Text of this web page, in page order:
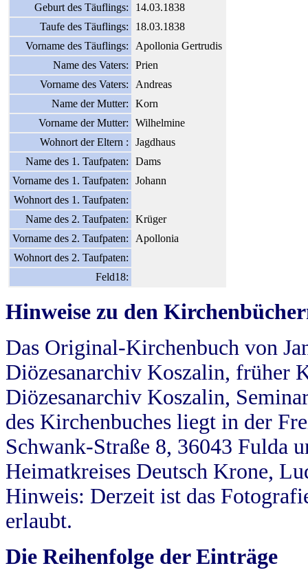
Geburt des Täuflings:
14.03.1838
Taufe des Täuflings:
18.03.1838
Vorname des Täuflings:
Apollonia Gertrudis
Name des Vaters:
Prien
Vorname des Vaters:
Andreas
Name der Mutter:
Korn
Vorname der Mutter:
Wilhelmine
Wohnort der Eltern :
Jagdhaus
Name des 1. Taufpaten:
Dams
Vorname des 1. Taufpaten:
Johann
Wohnort des 1. Taufpaten:
Name des 2. Taufpaten:
Krüger
Vorname des 2. Taufpaten:
Apollonia
Wohnort des 2. Taufpaten:
Feld18:
Hinweise zu den
Das Original-Kirchenbuch von
Diözesanarchiv Koszalin, früher
Diözesanarchiv Koszalin,
des Kirchenbuches liegt in der
Schwank-Straße 8, 36043 Fulda
Heimatkreises Deutsch Krone,
Hinweis: Derzeit ist das
erlaubt.
Die Reihenfolge der Einträge